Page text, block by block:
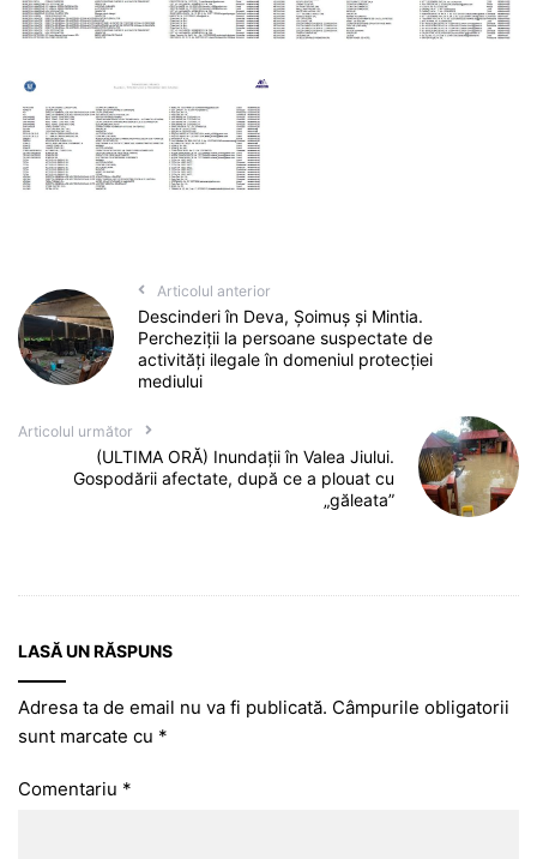
Articolul anterior
Descinderi în Deva, Șoimuș și Mintia.
Percheziții la persoane suspectate de
activități ilegale în domeniul protecției
mediului
Articolul următor
(ULTIMA ORĂ) Inundații în Valea Jiului.
Gospodării afectate, după ce a plouat cu
„găleata”
LASĂ UN RĂSPUNS
Adresa ta de email nu va fi publicată. Câmpurile obligatorii
sunt marcate cu *
Comentariu *